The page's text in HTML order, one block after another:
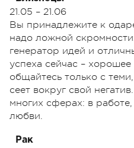
21.05 – 21.06
Вы принадлежите к
надо ложной
генератор идей и
успеха сейчас –
общайтесь только с
сеет вокруг свой
многих сферах: в работе,
любви.
Рак